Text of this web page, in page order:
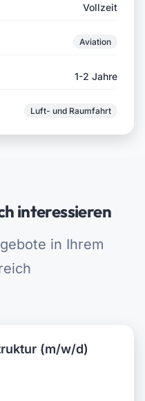
Vollzeit
Aviation
1-2 Jahre
Luft- und Raumfahrt
interessieren
in Ihrem
(m/w/d)